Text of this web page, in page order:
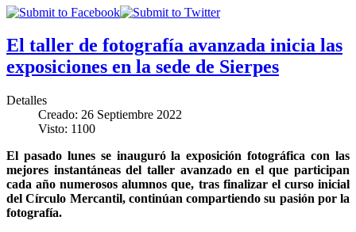
El taller de fotografía avanzada inicia las
exposiciones en la sede de Sierpes
Detalles
Creado: 26 Septiembre 2022
Visto: 1100
El pasado lunes se inauguró la exposición fotográfica con las
mejores instantáneas del taller avanzado en el que participan
cada año numerosos alumnos que, tras finalizar el curso inicial
del Círculo Mercantil, continúan compartiendo su pasión por la
fotografía.